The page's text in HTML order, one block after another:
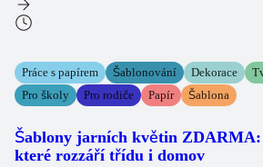
Práce s papírem Šablonování Dekorace
Pro školy
Pro rodiče Papír Šablona
Šablony jarních květin ZDARMA:
které rozzáří třídu i domov